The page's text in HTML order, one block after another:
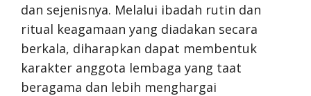
dan sejenisnya. Melalui ibadah rutin dan
ritual keagamaan yang diadakan secara
berkala, diharapkan dapat membentuk
karakter anggota lembaga yang taat
beragama dan lebih menghargai